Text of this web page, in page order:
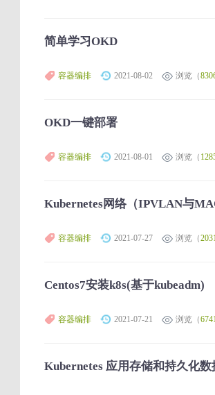
简单学习OKD
容器编排 2021-08-02 浏览（
OKD一键部署
容器编排 2021-08-01 浏览（
Kubernetes网络（IPVLAN与
容器编排 2021-07-27 浏览（
Centos7安装k8s(基于kubeadm)
容器编排 2021-07-21 浏览（
Kubernetes 应用存储和持久化